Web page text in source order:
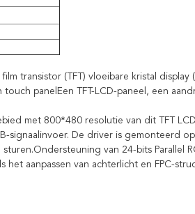
transistor (TFT) vloeibare kristal display
panelEen TFT-LCD-paneel, een
met 800*480 resolutie van dit TFT
signaalinvoer. De driver is gemonteerd
van 24-bits Parallel
aanpassen van achterlicht en FPC-